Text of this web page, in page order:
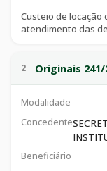
Custeio de
atendimento das
2 Originais 241/
Modalidade
Concedente
Beneficiário